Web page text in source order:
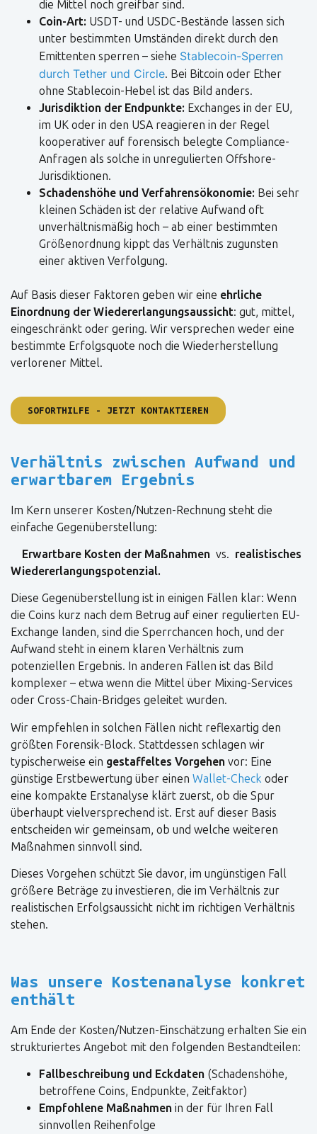
die Mittel noch greifbar sind.
Coin-Art: USDT- und USDC-Bestände lassen sich
unter bestimmten Umständen direkt durch den
Emittenten sperren – siehe Stablecoin-Sperren
durch Tether und Circle. Bei Bitcoin oder Ether
ohne Stablecoin-Hebel ist das Bild anders.
Jurisdiktion der Endpunkte: Exchanges in der EU,
im UK oder in den USA reagieren in der Regel
kooperativer auf forensisch belegte Compliance-
Anfragen als solche in unregulierten Offshore-
Jurisdiktionen.
Schadenshöhe und Verfahrensökonomie: Bei sehr
kleinen Schäden ist der relative Aufwand oft
unverhältnismäßig hoch – ab einer bestimmten
Größenordnung kippt das Verhältnis zugunsten
einer aktiven Verfolgung.
Auf Basis dieser Faktoren geben wir eine ehrliche
Einordnung der Wiedererlangungsaussicht: gut, mittel,
eingeschränkt oder gering. Wir versprechen weder eine
bestimmte Erfolgsquote noch die Wiederherstellung
verlorener Mittel.
SOFORTHILFE - JETZT KONTAKTIEREN
Verhältnis zwischen Aufwand und
erwartbarem Ergebnis
Im Kern unserer Kosten/Nutzen-Rechnung steht die
einfache Gegenüberstellung:
Erwartbare Kosten der Maßnahmen vs. realistisches
Wiedererlangungspotenzial.
Diese Gegenüberstellung ist in einigen Fällen klar: Wenn
die Coins kurz nach dem Betrug auf einer regulierten EU-
Exchange landen, sind die Sperrchancen hoch, und der
Aufwand steht in einem klaren Verhältnis zum
potenziellen Ergebnis. In anderen Fällen ist das Bild
komplexer – etwa wenn die Mittel über Mixing-Services
oder Cross-Chain-Bridges geleitet wurden.
Wir empfehlen in solchen Fällen nicht reflexartig den
größten Forensik-Block. Stattdessen schlagen wir
typischerweise ein gestaffeltes Vorgehen vor: Eine
günstige Erstbewertung über einen Wallet-Check oder
eine kompakte Erstanalyse klärt zuerst, ob die Spur
überhaupt vielversprechend ist. Erst auf dieser Basis
entscheiden wir gemeinsam, ob und welche weiteren
Maßnahmen sinnvoll sind.
Dieses Vorgehen schützt Sie davor, im ungünstigen Fall
größere Beträge zu investieren, die im Verhältnis zur
realistischen Erfolgsaussicht nicht im richtigen Verhältnis
stehen.
Was unsere Kostenanalyse konkret
enthält
Am Ende der Kosten/Nutzen-Einschätzung erhalten Sie ein
strukturiertes Angebot mit den folgenden Bestandteilen:
Fallbeschreibung und Eckdaten (Schadenshöhe,
betroffene Coins, Endpunkte, Zeitfaktor)
Empfohlene Maßnahmen in der für Ihren Fall
sinnvollen Reihenfolge